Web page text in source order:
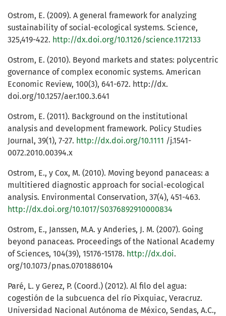
Ostrom, E. (2009). A general framework for analyzing
sustainability of social-ecological systems. Science,
325,419-422. http://dx.doi.org/10.1126/science.1172133
Ostrom, E. (2010). Beyond markets and states: polycentric
governance of complex economic systems. American
Economic Review, 100(3), 641-672. http://dx.
doi.org/10.1257/aer.100.3.641
Ostrom, E. (2011). Background on the institutional
analysis and development framework. Policy Studies
Journal, 39(1), 7-27. http://dx.doi.org/10.1111 /j.1541-
0072.2010.00394.x
Ostrom, E., y Cox, M. (2010). Moving beyond panaceas: a
multitiered diagnostic approach for social-ecological
analysis. Environmental Conservation, 37(4), 451-463.
http://dx.doi.org/10.1017/S0376892910000834
Ostrom, E., Janssen, M.A. y Anderies, J. M. (2007). Going
beyond panaceas. Proceedings of the National Academy
of Sciences, 104(39), 15176-15178. http://dx.doi.
org/10.1073/pnas.0701886104
Paré, L. y Gerez, P. (Coord.) (2012). Al filo del agua:
cogestión de la subcuenca del río Pixquiac, Veracruz.
Universidad Nacional Autónoma de México, Sendas, A.C.,